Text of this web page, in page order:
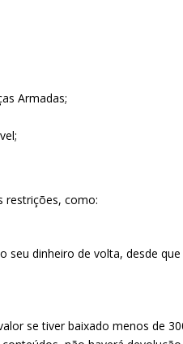
Armadas;
restrições, como:
seu dinheiro de volta, desde
se tiver baixado menos de